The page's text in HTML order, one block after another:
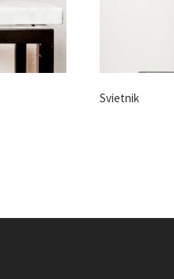
Svietnik